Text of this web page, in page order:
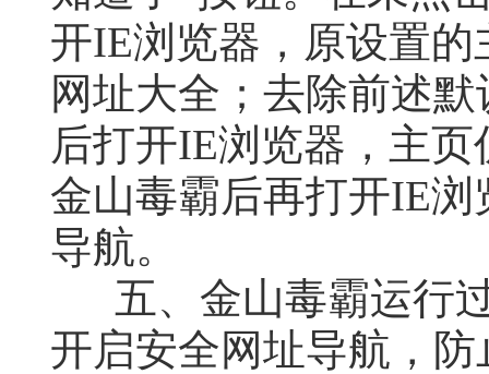
开IE浏览器，原设置
网址大全；去除前述
后打开IE浏览器，主
金山毒霸后再打开IE
导航。
五、金山毒霸运行
开启安全网址导航，